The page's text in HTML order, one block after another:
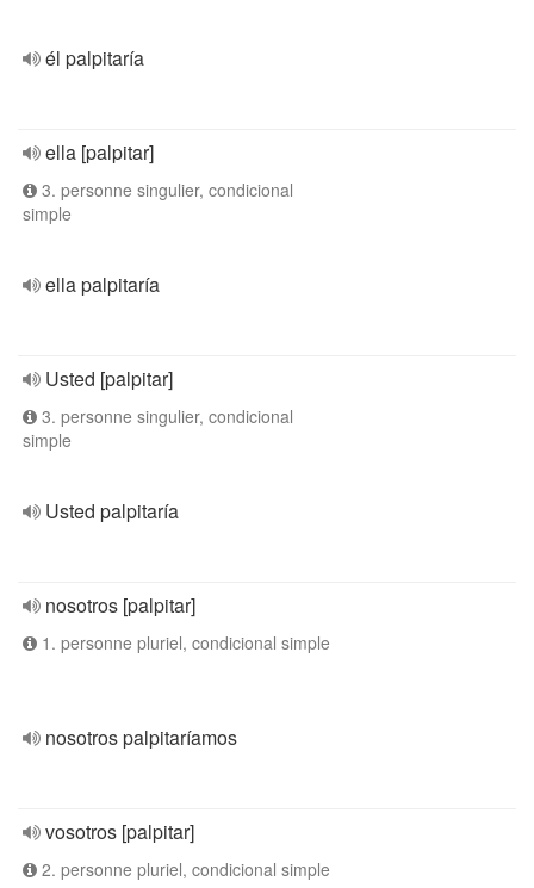
él palpitaría
ella [palpitar]
3. personne singulier, condicional
simple
ella palpitaría
Usted [palpitar]
3. personne singulier, condicional
simple
Usted palpitaría
nosotros [palpitar]
1. personne pluriel, condicional simple
nosotros palpitaríamos
vosotros [palpitar]
2. personne pluriel, condicional simple